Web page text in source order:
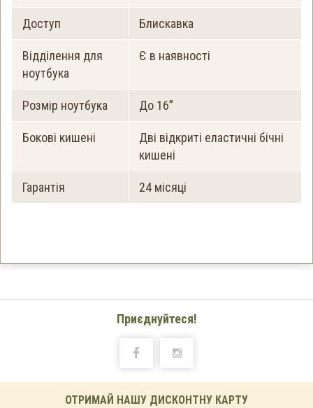
Доступ Блискавка
Відділення для
ноутбука
Є в наявності
Розмір ноутбука До 16”
Бокові кишені
Дві відкриті еластичні бічні
кишені
Гарантія 24 місяці
Приєднуйтеся!
ОТРИМАЙ НАШУ ДИСКОНТНУ КАРТУ